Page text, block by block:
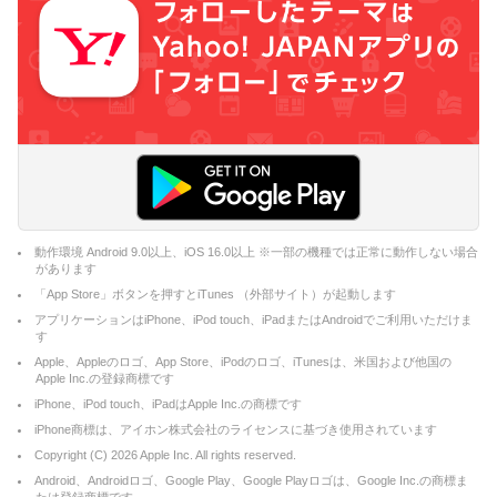
動作環境 Android 9.0以上、iOS 16.0以上 ※一部の機種では正常に動作しない場合
があります
「App Store」ボタンを押すとiTunes （外部サイト）が起動します
アプリケーションはiPhone、iPod touch、iPadまたはAndroidでご利用いただけま
す
Apple、Appleのロゴ、App Store、iPodのロゴ、iTunesは、米国および他国の
Apple Inc.の登録商標です
iPhone、iPod touch、iPadはApple Inc.の商標です
iPhone商標は、アイホン株式会社のライセンスに基づき使用されています
Copyright (C) 2026Apple Inc. All rights reserved.
Android、Androidロゴ、Google Play、Google Playロゴは、Google Inc.の商標ま